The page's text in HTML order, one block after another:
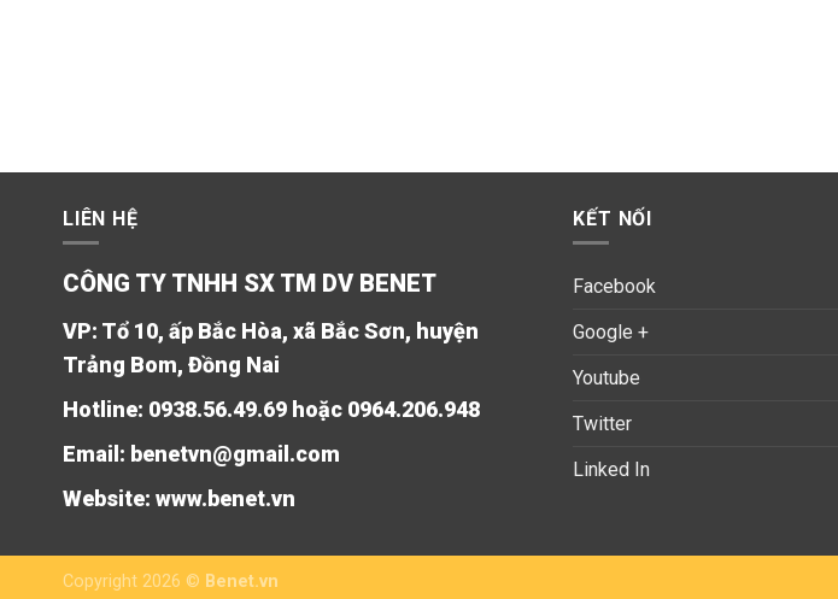
LIÊN HỆ
CÔNG TY TNHH SX TM DV BENET
VP: Tổ 10, ấp Bắc Hòa, xã Bắc Sơn, huyện
Trảng Bom, Đồng Nai
Hotline: 0938.56.49.69 hoặc 0964.206.948
Email: benetvn@gmail.com
Website: www.benet.vn
KẾT NỐI
Facebook
Google +
Youtube
Twitter
Linked In
Copyright 2026 © Benet.vn